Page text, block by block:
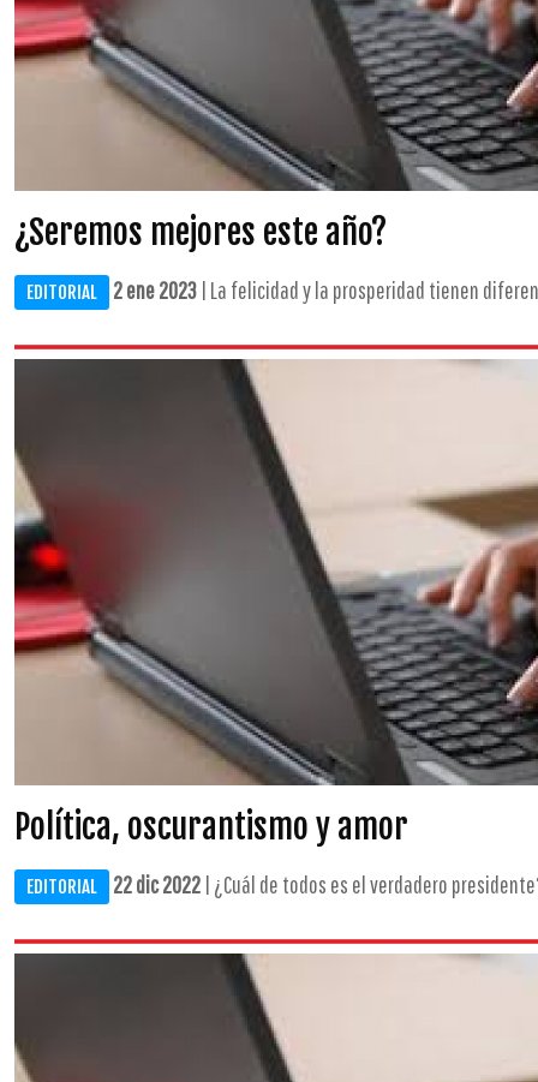
¿Seremos mejores este año?
EDITORIAL 2 ene 2023 | La felicidad y la prosperidad tienen
Política, oscurantismo y amor
EDITORIAL 22 dic 2022 | ¿Cuál de todos es el verdadero